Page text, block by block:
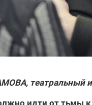
театральный
идти от тьмы